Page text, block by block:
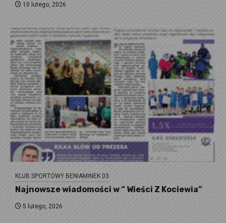
10 lutego, 2026
KLUB SPORTOWY BENIAMINEK 03
Najnowsze wiadomości w “ Wieści Z Kociewia”
5 lutego, 2026